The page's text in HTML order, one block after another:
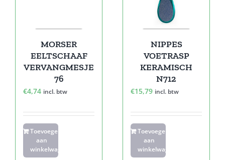
MORSER
EELTSCHAAF
VERVANGMESJE
76
€4,74 incl. btw
Toevoegen
aan
winkelwagen
NIPPES
VOETRASP
KERAMISCH
N712
€15,79 incl. btw
Toevoegen
aan
winkelwagen